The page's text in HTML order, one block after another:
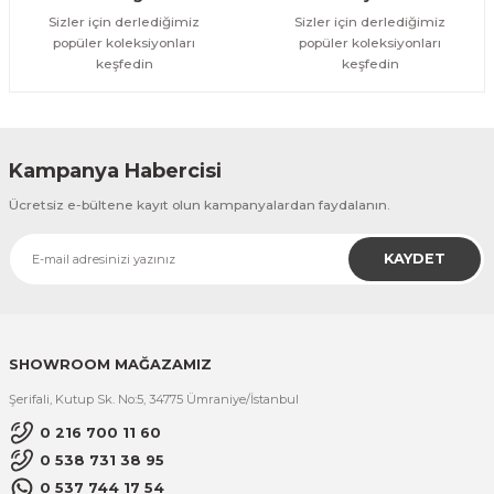
Sizler için derlediğimiz
popüler koleksiyonları
keşfedin
Sizler için derlediğimiz
popüler koleksiyonları
keşfedin
Kampanya Habercisi
Ücretsiz e-bültene kayıt olun kampanyalardan faydalanın.
KAYDET
SHOWROOM MAĞAZAMIZ
Şerifali, Kutup Sk. No:5, 34775 Ümraniye/İstanbul
0 216 700 11 60
0 538 731 38 95
0 537 744 17 54